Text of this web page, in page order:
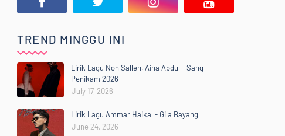
TREND MINGGU INI
Lirik Lagu Noh Salleh, Aina Abdul - Sang
Penikam 2026
July 17, 2026
Lirik Lagu Ammar Haikal - Gila Bayang
June 24, 2026